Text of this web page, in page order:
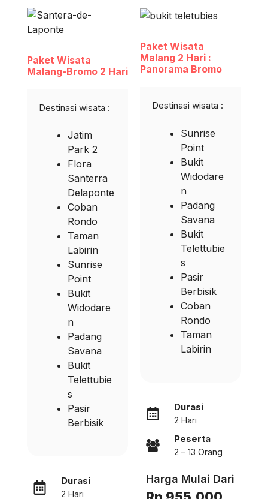
Paket Wisata
Malang-Bromo 2 Hari
Destinasi wisata :
Jatim
Park 2
Flora
Santerra
Delaponte
Coban
Rondo
Taman
Labirin
Sunrise
Point
Bukit
Widodare
n
Padang
Savana
Bukit
Telettubie
s
Pasir
Berbisik
Durasi
2 Hari
Paket Wisata
Malang 2 Hari :
Panorama Bromo
Destinasi wisata :
Sunrise
Point
Bukit
Widodare
n
Padang
Savana
Bukit
Telettubie
s
Pasir
Berbisik
Coban
Rondo
Taman
Labirin
Durasi
2 Hari
Peserta
2 – 13 Orang
Harga Mulai Dari